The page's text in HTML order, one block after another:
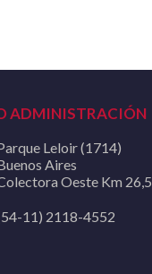
ADMINISTRACIÓN
Leloir (1714)
Aires
Oeste Km 26,5
11) 2118-4552